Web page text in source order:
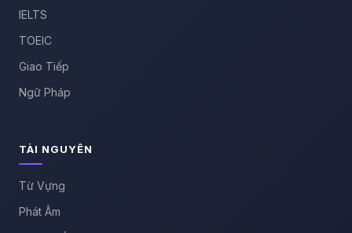
IELTS
TOEIC
Giao Tiếp
Ngữ Pháp
TÀI NGUYÊN
Từ Vựng
Phát Âm